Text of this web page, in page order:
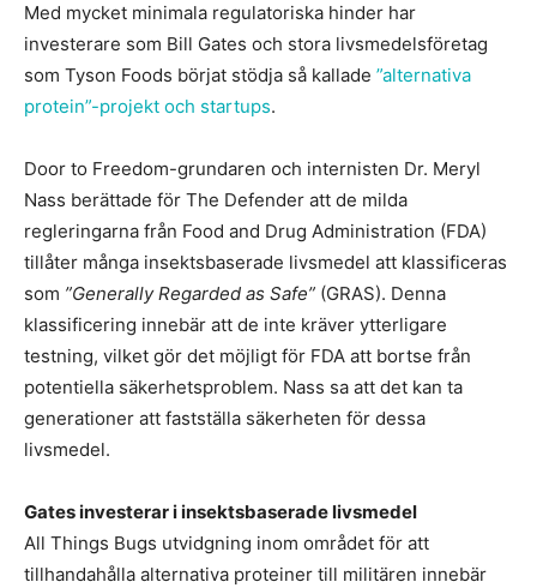
Med mycket minimala regulatoriska hinder har
investerare som Bill Gates och stora livsmedelsföretag
som Tyson Foods börjat stödja så kallade ”alternativa
protein”-projekt och startups.
Door to Freedom-grundaren och internisten Dr. Meryl
Nass berättade för The Defender att de milda
regleringarna från Food and Drug Administration (FDA)
tillåter många insektsbaserade livsmedel att klassificeras
som ”Generally Regarded as Safe” (GRAS). Denna
klassificering innebär att de inte kräver ytterligare
testning, vilket gör det möjligt för FDA att bortse från
potentiella säkerhetsproblem. Nass sa att det kan ta
generationer att fastställa säkerheten för dessa
livsmedel.
Gates investerar i insektsbaserade livsmedel
All Things Bugs utvidgning inom området för att
tillhandahålla alternativa proteiner till militären innebär